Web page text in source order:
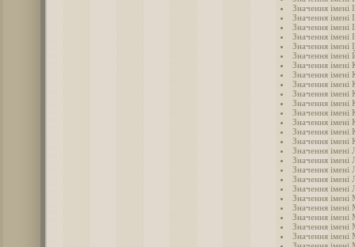
Значення імені
Значення імені
Значення імені
Значення імені
Значення імені
Значення імені
Значення імені
Значення імені
Значення імені
Значення імені
Значення імені
Значення імені
Значення імені
Значення імені
Значення імені
Значення імені
Значення імені
Значення імені
Значення імені
Значення імені
Значення імені
Значення імені
Значення імені
Значення імені
Значення імені